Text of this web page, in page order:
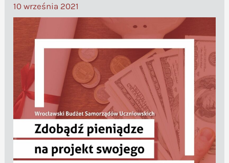
10 września 2021